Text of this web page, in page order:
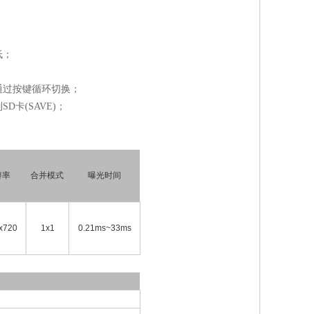
按键循环切换；
卡(SAVE)；
率 合并模式 曝光时间
1x1 0.21ms~33ms